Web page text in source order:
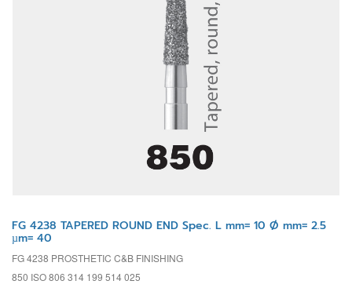
FG 4238 TAPERED ROUND END Spec. L mm= 10 Ø mm= 2.5
µm= 40
FG 4238 PROSTHETIC C&B FINISHING
850 ISO 806 314 199 514 025